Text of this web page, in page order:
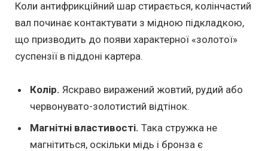
Коли антифрикційний шар стирається, колінчастий
вал починає контактувати з мідною підкладкою,
що призводить до появи характерної «золотої»
суспензії в піддоні картера.
Колір. Яскраво виражений жовтий, рудий або
червонувато-золотистий відтінок.
Магнітні властивості. Така стружка не
магнітиться, оскільки мідь і бронза є